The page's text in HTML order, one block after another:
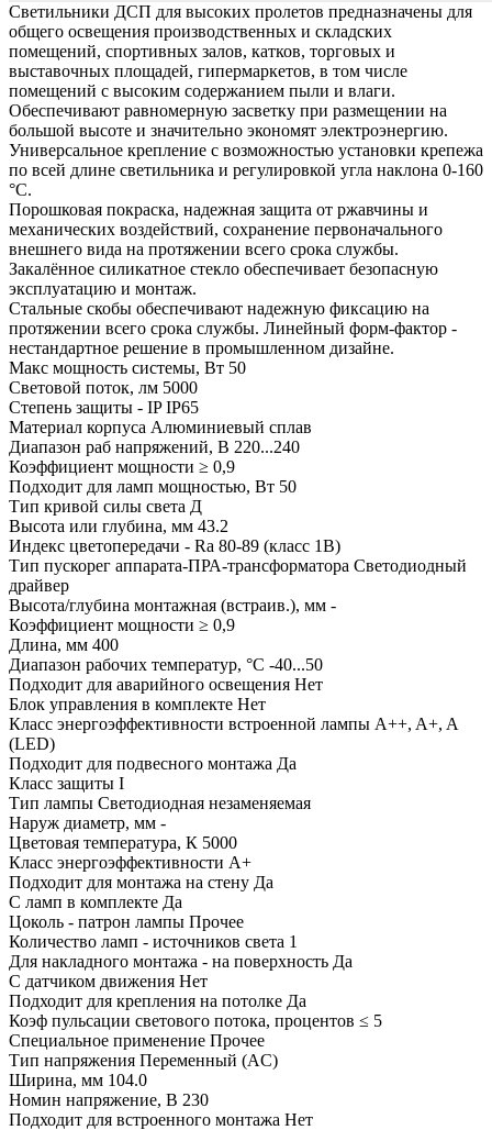
Светильники ДСП для высоких пролетов предназначены для
общего освещения производственных и складских
помещений, спортивных залов, катков, торговых и
выставочных площадей, гипермаркетов, в том числе
помещений с высоким содержанием пыли и влаги.
Обеспечивают равномерную засветку при размещении на
большой высоте и значительно экономят электроэнергию.
Универсальное крепление с возможностью установки крепежа
по всей длине светильника и регулировкой угла наклона 0-160
°C.
Порошковая покраска, надежная защита от ржавчины и
механических воздействий, сохранение первоначального
внешнего вида на протяжении всего срока службы.
Закалённое силикатное стекло обеспечивает безопасную
эксплуатацию и монтаж.
Стальные скобы обеспечивают надежную фиксацию на
протяжении всего срока службы. Линейный форм-фактор -
нестандартное решение в промышленном дизайне.
Макс мощность системы, Вт 50
Световой поток, лм 5000
Степень защиты - IP IP65
Материал корпуса Алюминиевый сплав
Диапазон раб напряжений, В 220...240
Коэффициент мощности ≥ 0,9
Подходит для ламп мощностью, Вт 50
Тип кривой силы света Д
Высота или глубина, мм 43.2
Индекс цветопередачи - Ra 80-89 (класс 1B)
Тип пускорег аппарата-ПРА-трансформатора Светодиодный
драйвер
Высота/глубина монтажная (встраив.), мм -
Коэффициент мощности ≥ 0,9
Длина, мм 400
Диапазон рабочих температур, °C -40...50
Подходит для аварийного освещения Нет
Блок управления в комплекте Нет
Класс энергоэффективности встроенной лампы A++, A+, A
(LED)
Подходит для подвесного монтажа Да
Класс защиты I
Тип лампы Светодиодная незаменяемая
Наруж диаметр, мм -
Цветовая температура, К 5000
Класс энергоэффективности A+
Подходит для монтажа на стену Да
С ламп в комплекте Да
Цоколь - патрон лампы Прочее
Количество ламп - источников света 1
Для накладного монтажа - на поверхность Да
С датчиком движения Нет
Подходит для крепления на потолке Да
Коэф пульсации светового потока, процентов ≤ 5
Специальное применение Прочее
Тип напряжения Переменный (AC)
Ширина, мм 104.0
Номин напряжение, В 230
Подходит для встроенного монтажа Нет